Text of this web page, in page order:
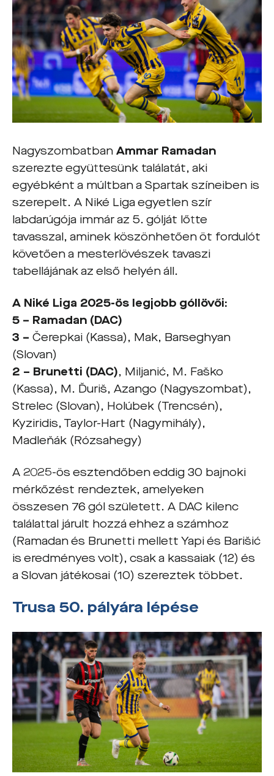
Nagyszombatban Ammar Ramadan
szerezte együttesünk találatát, aki
egyébként a múltban a Spartak színeiben is
szerepelt. A Niké Liga egyetlen szír
labdarúgója immár az 5. gólját lőtte
tavasszal, aminek köszönhetően öt fordulót
követően a mesterlövészek tavaszi
tabellájának az első helyén áll.
A Niké Liga 2025-ös legjobb góllövői:
5 – Ramadan (DAC)
3 – Čerepkai (Kassa), Mak, Barseghyan
(Slovan)
2 – Brunetti (DAC), Miljanić, M. Faško
(Kassa), M. Ďuriš, Azango (Nagyszombat),
Strelec (Slovan), Holúbek (Trencsén),
Kyziridis, Taylor-Hart (Nagymihály),
Madleňák (Rózsahegy)
A 2025-ös esztendőben eddig 30 bajnoki
mérkőzést rendeztek, amelyeken
összesen 76 gól született. A DAC kilenc
találattal járult hozzá ehhez a számhoz
(Ramadan és Brunetti mellett Yapi és Barišić
is eredményes volt), csak a kassaiak (12) és
a Slovan játékosai (10) szereztek többet.
Trusa 50. pályára lépése